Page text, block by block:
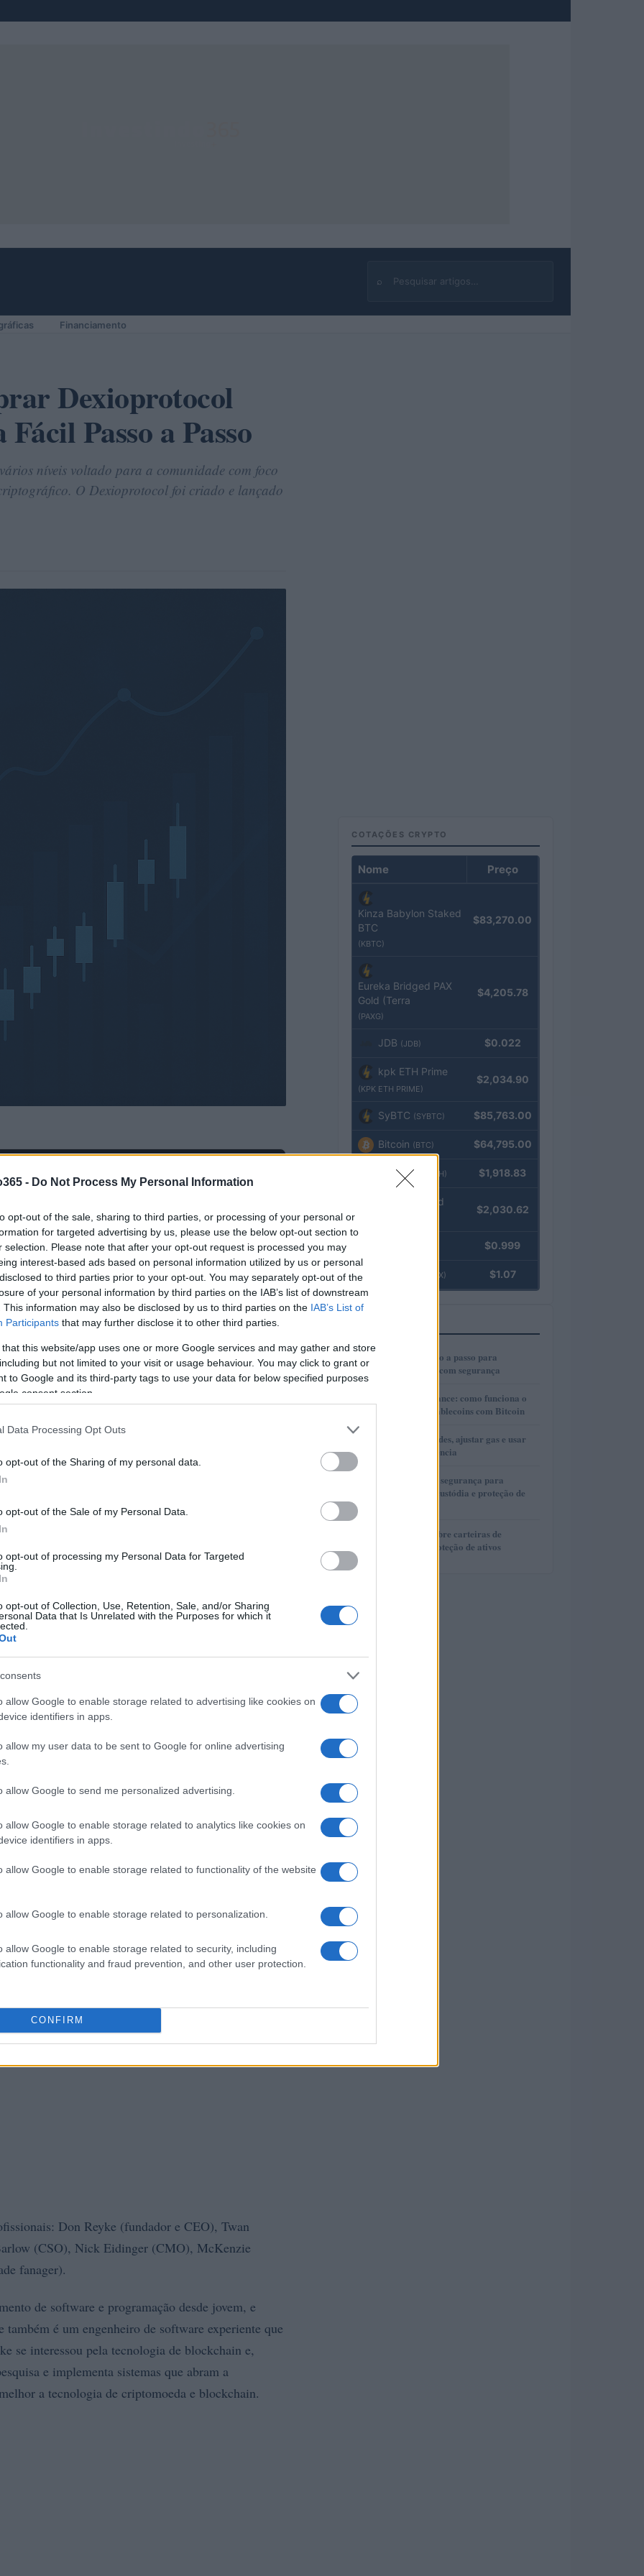
- Do Not Process My Personal Information
opt-out of the sale, sharing to third parties, or processing of your personal or
for targeted advertising by us, please use the below opt-out section to
selection. Please note that after your opt-out request is processed you may
interest-based ads based on personal information utilized by us or personal
to third parties prior to your opt-out. You may separately opt-out of the
of your personal information by third parties on the IAB’s list of downstream
This information may also be disclosed by us to third parties on the IAB’s List of
Participants that may further disclose it to other third parties.
that this website/app uses one or more Google services and may gather and store
but not limited to your visit or usage behaviour. You may click to grant or
to Google and its third-party tags to use your data for below specified purposes
consent section.
Data Processing Opt Outs
opt-out of the Sharing of my personal data.
opt-out of the Sale of my Personal Data.
opt-out of processing my Personal Data for Targeted
opt-out of Collection, Use, Retention, Sale, and/or Sharing
Data that Is Unrelated with the Purposes for which it
allow Google to enable storage related to advertising like cookies on
identifiers in apps.
allow my user data to be sent to Google for online advertising
allow Google to send me personalized advertising.
allow Google to enable storage related to analytics like cookies on
identifiers in apps.
allow Google to enable storage related to functionality of the website
allow Google to enable storage related to personalization.
allow Google to enable storage related to security, including
functionality and fraud prevention, and other user protection.
CONFIRM
⌕
Buscar
Financiamento
Dexioprotocol
Passo a Passo
níveis voltado para a comunidade com foco
O Dexioprotocol foi criado e lançado
POWERED BY AdhubMedia
níveis voltado para a comunidade com foco em
de 2021. O projeto foi então listado no
no terceiro trimestre de 2021, o DEXI Wallet foi
de Dexioprotocol no site da empresa . A
DEXI Hunter AR App, rede Smart DEXIO e
de desenvolvimento de aplicativos e
que a equipe se esforça para reunir no espaço do
o máximo interesse do público no mercado
vantagens da criptomoeda.
Don Reyke (fundador e CEO), Twan
(CSO), Nick Eidinger (CMO), McKenzie
fanager).
de software e programação desde jovem, e
é um engenheiro de software experiente que
se interessou pela tecnologia de blockchain e,
e implementa sistemas que abram a
a tecnologia de criptomoeda e blockchain.
COTAÇÕES CRYPTO
Nome Preço
Kinza Babylon Staked
BTC
(KBTC)
$83,270.00
Eureka Bridged PAX
Gold (Terra
(PAXG)
$4,205.78
JDB (JDB) $0.022
kpk ETH Prime
(KPK ETH PRIME)
$2,034.90
SyBTC (SYBTC) $85,763.00
Bitcoin (BTC) $64,795.00
Ethereum (ETH) $1,918.83
kpk ETH Yield
$2,030.62
$0.999
(USDEX) $1.07
1
Cold wallets: passo a passo para
configurar e usar com segurança
2
Lite Loan da Binance: como funciona o
empréstimo de stablecoins com Bitcoin
3
Como escolher redes, ajustar gas e usar
bridges com eficiência
Guia completo de segurança para
carteiras de autocustódia e proteção de
Guia completo sobre carteiras de
autocustódia e proteção de ativos